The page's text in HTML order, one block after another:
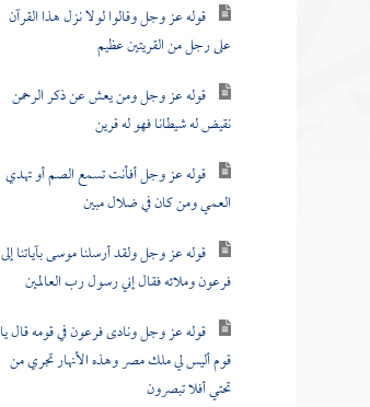
قوله عز وجل وقالوا لولا نزل هذا القرآن
على رجل من القريتين عظيم
قوله عز وجل ومن يعش عن ذكر الرحمن
نقيض له شيطانا فهو له قرين
قوله عز وجل أفأنت تسمع الصم أو تهدي
العمي ومن كان في ضلال مبين
قوله عز وجل ولقد أرسلنا موسى بآياتنا إلى
فرعون وملائه فقال إني رسول رب العالمين
قوله عز وجل ونادى فرعون في قومه قال يا
قوم أليس لي ملك مصر وهذه الأنهار تجري من
تحتي أفلا تبصرون